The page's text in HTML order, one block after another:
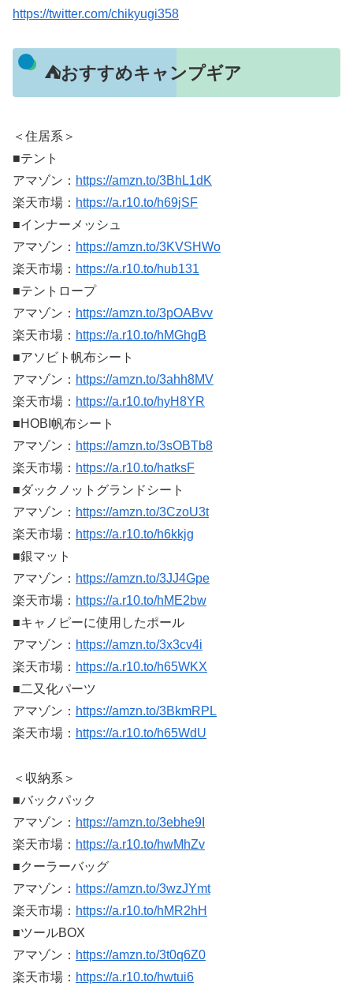
https://twitter.com/chikyugi358
⛺おすすめキャンプギア
＜住居系＞
■テント
アマゾン： https://amzn.to/3BhL1dK
楽天市場： https://a.r10.to/h69jSF
■インナーメッシュ
アマゾン： https://amzn.to/3KVSHWo
楽天市場： https://a.r10.to/hub131
■テントロープ
アマゾン： https://amzn.to/3pOABvv
楽天市場： https://a.r10.to/hMGhgB
■アソビト帆布シート
アマゾン： https://amzn.to/3ahh8MV
楽天市場： https://a.r10.to/hyH8YR
■HOBI帆布シート
アマゾン： https://amzn.to/3sOBTb8
楽天市場： https://a.r10.to/hatksF
■ダックノットグランドシート
アマゾン： https://amzn.to/3CzoU3t
楽天市場： https://a.r10.to/h6kkjg
■銀マット
アマゾン： https://amzn.to/3JJ4Gpe
楽天市場： https://a.r10.to/hME2bw
■キャノピーに使用したポール
アマゾン： https://amzn.to/3x3cv4i
楽天市場： https://a.r10.to/h65WKX
■二又化パーツ
アマゾン： https://amzn.to/3BkmRPL
楽天市場： https://a.r10.to/h65WdU
＜収納系＞
■バックパック
アマゾン： https://amzn.to/3ebhe9I
楽天市場： https://a.r10.to/hwMhZv
■クーラーバッグ
アマゾン： https://amzn.to/3wzJYmt
楽天市場： https://a.r10.to/hMR2hH
■ツールBOX
アマゾン： https://amzn.to/3t0q6Z0
楽天市場： https://a.r10.to/hwtui6